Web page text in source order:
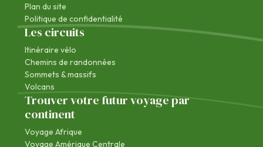
Plan du site
Politique de confidentialité
Les circuits
Itinéraire vélo
Chemins de randonnées
Sommets & massifs
Volcans
Trouver votre futur voyage par
continent
Voyage Afrique
Voyage Amérique Centrale